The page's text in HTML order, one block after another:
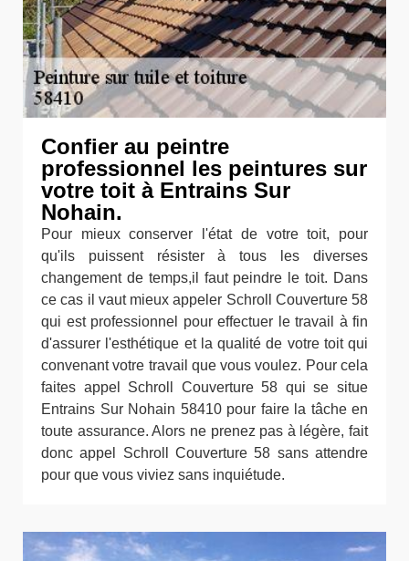
Confier au peintre
professionnel les peintures sur
votre toit à Entrains Sur
Nohain.
Pour mieux conserver l'état de votre toit, pour
qu'ils puissent résister à tous les diverses
changement de temps,il faut peindre le toit. Dans
ce cas il vaut mieux appeler Schroll Couverture 58
qui est professionnel pour effectuer le travail à fin
d'assurer l'esthétique et la qualité de votre toit qui
convenant votre travail que vous voulez. Pour cela
faites appel Schroll Couverture 58 qui se situe
Entrains Sur Nohain 58410 pour faire la tâche en
toute assurance. Alors ne prenez pas à légère, fait
donc appel Schroll Couverture 58 sans attendre
pour que vous viviez sans inquiétude.